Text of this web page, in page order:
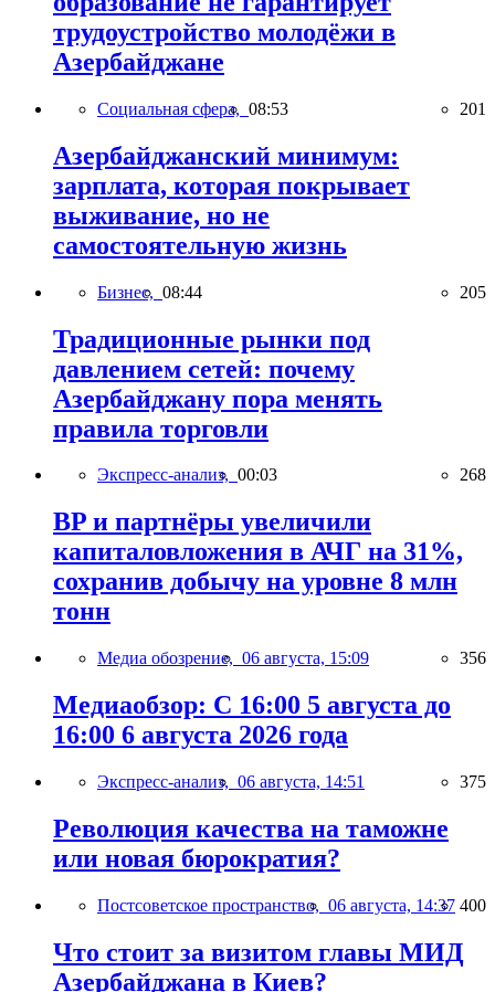
трудоустройство молодёжи в
Азербайджане
Социальная сфера, 08:53 201
Азербайджанский минимум:
зарплата, которая покрывает
выживание, но не
самостоятельную жизнь
Бизнес, 08:44 205
Традиционные рынки под
давлением сетей: почему
Азербайджану пора менять
правила торговли
Экспресс-анализ, 00:03 268
BP и партнёры увеличили
капиталовложения в АЧГ на 31%,
сохранив добычу на уровне 8 млн
тонн
Медиа обозрение, 06 августа, 15:09 356
Медиаобзор: С 16:00 5 августа до
16:00 6 августа 2026 года
Экспресс-анализ, 06 августа, 14:51 375
Революция качества на таможне
или новая бюрократия?
Постсоветское пространство, 06 августа, 14:37 400
Что стоит за визитом главы МИД
Азербайджана в Киев?